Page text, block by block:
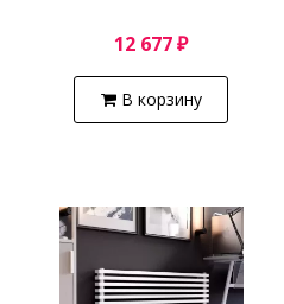
12 677 ₽
В корзину